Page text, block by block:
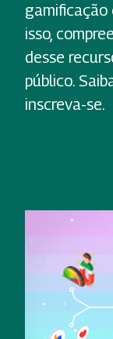
gamificação
isso,
desse
público.
inscreva-se.